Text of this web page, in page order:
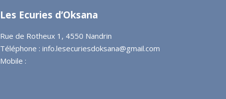
Les Ecuries d’Oksana
Rue de Rotheux 1, 4550 Nandrin
Téléphone : info.lesecuriesdoksana@gmail.com
Mobile :